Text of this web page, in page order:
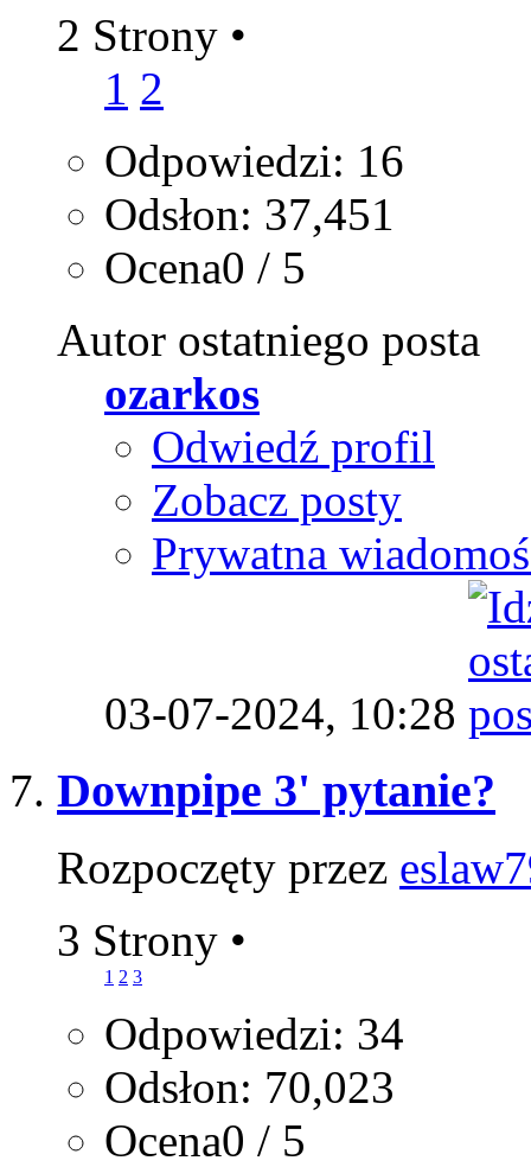
2 Strony •
1 2
Odpowiedzi: 16
Odsłon: 37,451
Ocena0 / 5
Autor ostatniego posta
ozarkos
Odwiedź profil
Zobacz posty
Prywatna
03-07-2024, 10:28
Downpipe 3' pytanie?
Rozpoczęty przez
3 Strony •
1 2 3
Odpowiedzi: 34
Odsłon: 70,023
Ocena0 / 5